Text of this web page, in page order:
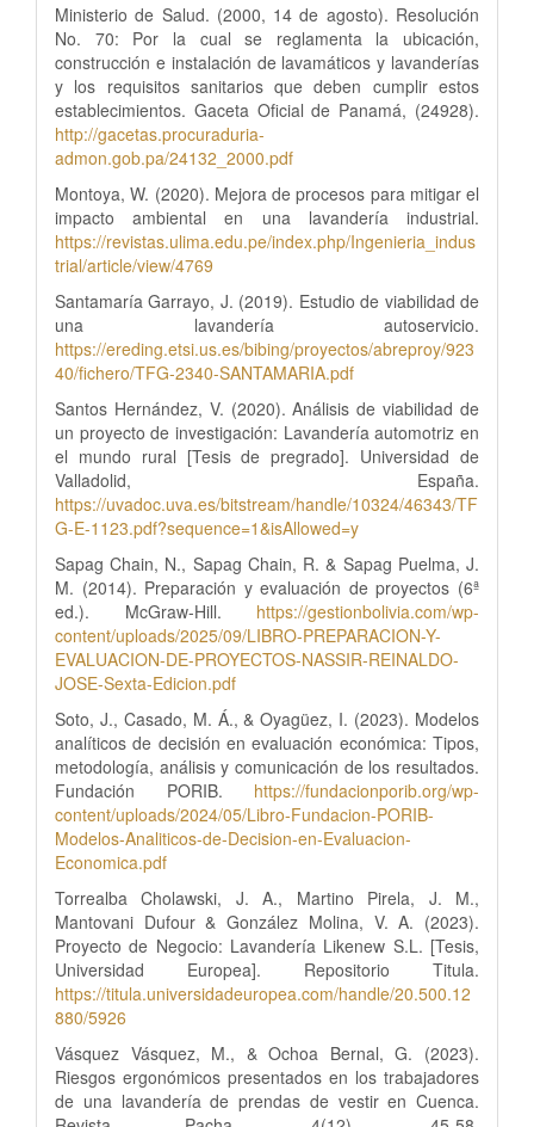
Ministerio de Salud. (2000, 14 de agosto). Resolución
No. 70: Por la cual se reglamenta la ubicación,
construcción e instalación de lavamáticos y lavanderías
y los requisitos sanitarios que deben cumplir estos
establecimientos. Gaceta Oficial de Panamá, (24928).
http://gacetas.procuraduria-
admon.gob.pa/24132_2000.pdf
Montoya, W. (2020). Mejora de procesos para mitigar el
impacto ambiental en una lavandería industrial.
https://revistas.ulima.edu.pe/index.php/Ingenieria_indus
trial/article/view/4769
Santamaría Garrayo, J. (2019). Estudio de viabilidad de
una lavandería autoservicio.
https://ereding.etsi.us.es/bibing/proyectos/abreproy/923
40/fichero/TFG-2340-SANTAMARIA.pdf
Santos Hernández, V. (2020). Análisis de viabilidad de
un proyecto de investigación: Lavandería automotriz en
el mundo rural [Tesis de pregrado]. Universidad de
Valladolid, España.
https://uvadoc.uva.es/bitstream/handle/10324/46343/TF
G-E-1123.pdf?sequence=1&isAllowed=y
Sapag Chain, N., Sapag Chain, R. & Sapag Puelma, J.
M. (2014). Preparación y evaluación de proyectos (6ª
ed.). McGraw-Hill. https://gestionbolivia.com/wp-
content/uploads/2025/09/LIBRO-PREPARACION-Y-
EVALUACION-DE-PROYECTOS-NASSIR-REINALDO-
JOSE-Sexta-Edicion.pdf
Soto, J., Casado, M. Á., & Oyagüez, I. (2023). Modelos
analíticos de decisión en evaluación económica: Tipos,
metodología, análisis y comunicación de los resultados.
Fundación PORIB. https://fundacionporib.org/wp-
content/uploads/2024/05/Libro-Fundacion-PORIB-
Modelos-Analiticos-de-Decision-en-Evaluacion-
Economica.pdf
Torrealba Cholawski, J. A., Martino Pirela, J. M.,
Mantovani Dufour & González Molina, V. A. (2023).
Proyecto de Negocio: Lavandería Likenew S.L. [Tesis,
Universidad Europea]. Repositorio Titula.
https://titula.universidadeuropea.com/handle/20.500.12
880/5926
Vásquez Vásquez, M., & Ochoa Bernal, G. (2023).
Riesgos ergonómicos presentados en los trabajadores
de una lavandería de prendas de vestir en Cuenca.